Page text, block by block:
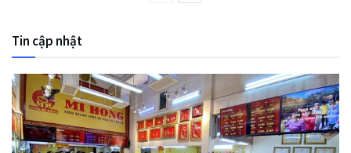
Tin cập nhật